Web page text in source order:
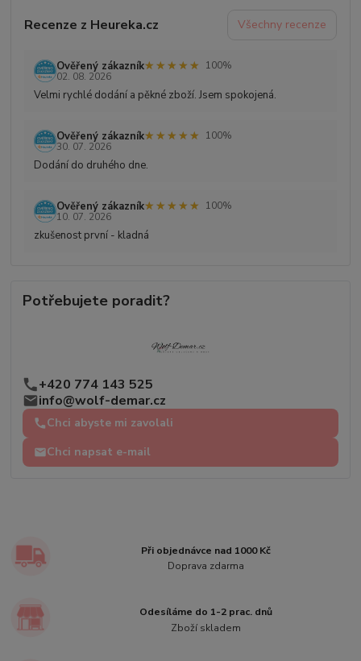
Recenze z Heureka.cz Všechny recenze
Ověřený zákazník★★★★★
★★★★★
100%
02. 08. 2026
Velmi rychlé dodání a pěkné zboží. Jsem spokojená.
Ověřený zákazník★★★★★
★★★★★
100%
30. 07. 2026
Dodání do druhého dne.
Ověřený zákazník★★★★★
★★★★★
100%
10. 07. 2026
zkušenost první - kladná
Potřebujete poradit?
+420 774 143 525
info@wolf-demar.cz
Chci abyste mi zavolali
Chci napsat e-mail
Při objednávce nad 1000 Kč
Doprava zdarma
Odesíláme do 1-2 prac. dnů
Zboží skladem